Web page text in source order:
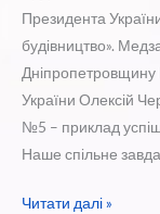
Президента
будівництво».
Дніпропетровщину
України Олексій
№5 – приклад
Наше спільне
Дитяча
Читати далі »